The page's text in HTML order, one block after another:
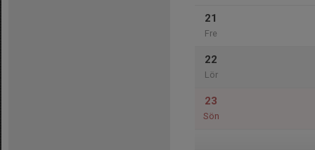
21
Fre
22
Lör
23
Sön